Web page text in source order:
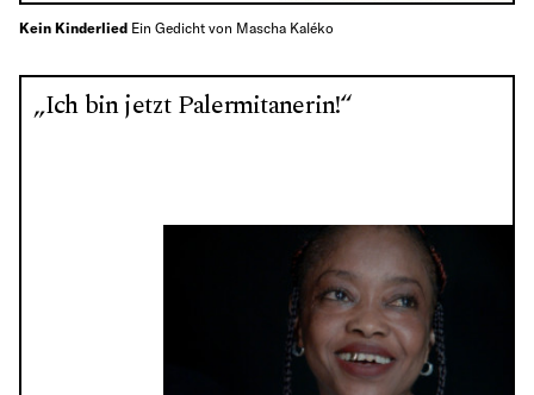
Kein Kinderlied Ein Gedicht von Mascha Kaléko
„Ich bin jetzt Palermitanerin!“